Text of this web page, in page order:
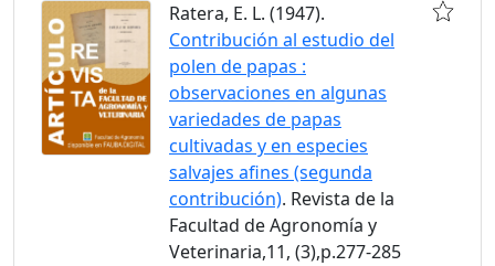
Ratera, E. L. (1947).
Contribución al estudio del
polen de papas :
observaciones en algunas
variedades de papas
cultivadas y en especies
salvajes afines (segunda
contribución). Revista de la
Facultad de Agronomía y
Veterinaria,11, (3),p.277-285